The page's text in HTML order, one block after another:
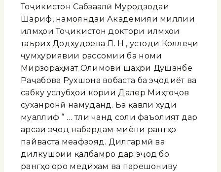
Тоҷикистон Сабзаалӣ Муродзодаи
Шариф, намояндаи Академияи миллии
илмҳои Тоҷикистон доктори илмҳои
таърих Додхудоева Л. Н., устоди Коллеҷи
ҷумҳуриявии рассомии ба номи
Мирзораҳмат Олимови шаҳри Душанбе
Раҷабова Рухшона вобаста ба эҷодиёт ва
сабку услубҳои кории Далер Миҳтоҷов
суханронӣ намуданд. Ба қавли худи
муаллиф “ … тӯли чанд соли фаъолият дар
арсаи эҷод набардам миёни рангҳо
пайваста меафзояд. Дилгармӣ ва
дилкушоии қалбамро дар эҷод бо
рангҳо оро медиҳам ва парешониву